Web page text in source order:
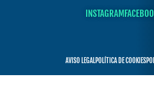
INSTAGRAM
AVISO LEGALPOLÍTICA DE COOKIES